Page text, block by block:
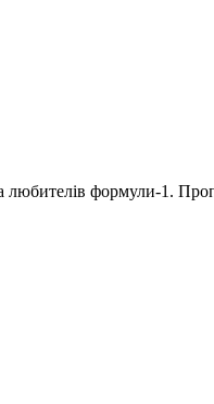
любителів формули-1.